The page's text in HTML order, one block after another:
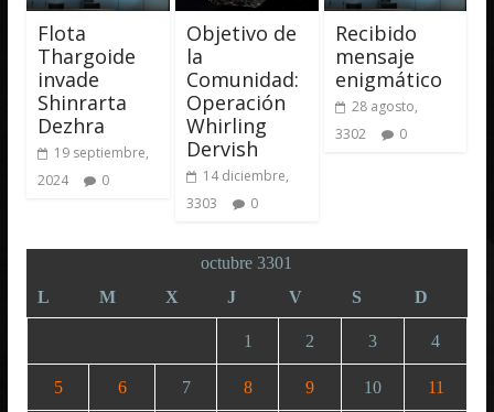
Flota
Thargoide
invade
Shinrarta
Dezhra
19 septiembre,
2024
0
Objetivo de
la
Comunidad:
Operación
Whirling
Dervish
14 diciembre,
3303
0
Recibido
mensaje
enigmático
28 agosto,
3302
0
octubre 3301
L
M X J V S D
1 2 3 4
5 6 7 8 9 10 11